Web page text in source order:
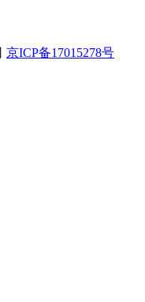
京ICP备17015278号